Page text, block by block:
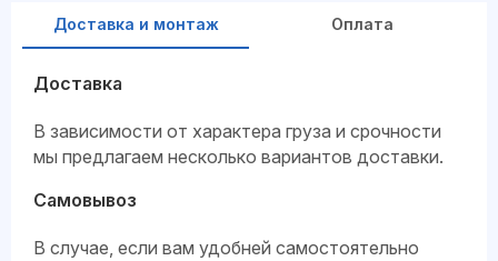
Доставка и монтаж Оплата
Доставка
В зависимости от характера груза и срочности
мы предлагаем несколько вариантов доставки.
Самовывоз
В случае, если вам удобней самостоятельно